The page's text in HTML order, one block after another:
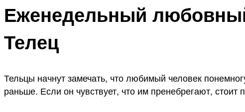
Еженедельный
Телец
Тельцы начнут замечать, что любимый человек
раньше. Если он чувствует, что им пренебрегают,